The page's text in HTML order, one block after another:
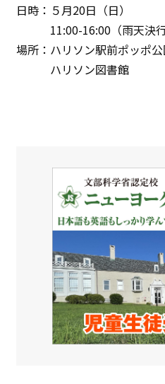
日時：５月20日（日）
11:00-16:00（雨天決行
場所：ハリソン駅前ポッポ公
ハリソン図書館